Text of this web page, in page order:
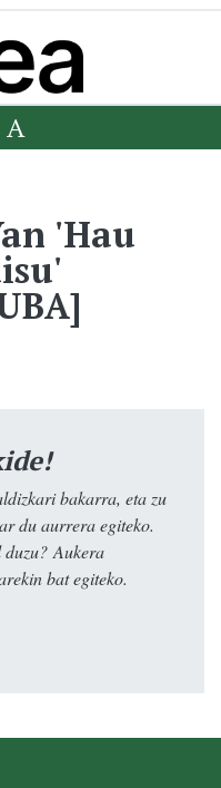
'Hau
bakarra, eta zu
du aurrera egiteko.
Aukera
bat egiteko.